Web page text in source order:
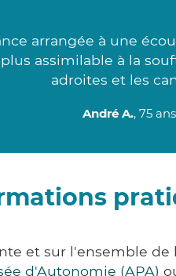
arrangée à une
assimilable à la
adroites et les
André A., 75
et sur l'ensemble
d'Autonomie (APA)